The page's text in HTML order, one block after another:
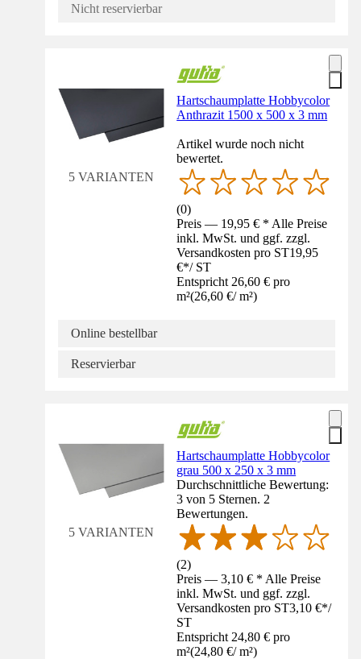
Nicht reservierbar
5 VARIANTEN
Hartschaumplatte Hobbycolor
Anthrazit 1500 x 500 x 3 mm
Artikel wurde noch nicht
bewertet.
(0)
Preis — 19,95 € * Alle Preise
inkl. MwSt. und ggf. zzgl.
Versandkosten pro ST19,95
€*/ ST
Entspricht 26,60 € pro
m²(26,60 €/ m²)
Online bestellbar
Reservierbar
5 VARIANTEN
Hartschaumplatte Hobbycolor
grau 500 x 250 x 3 mm
Durchschnittliche Bewertung:
3 von 5 Sternen. 2
Bewertungen.
(2)
Preis — 3,10 € * Alle Preise
inkl. MwSt. und ggf. zzgl.
Versandkosten pro ST3,10 €*/
ST
Entspricht 24,80 € pro
m²(24,80 €/ m²)